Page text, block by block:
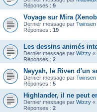
Réponses : 9
Voyage sur Mira
Dernier message par
Réponses : 19
Les dessins animés
Dernier message par Wizzy «
Réponses : 2
Neyyah, le Riven d'un
Dernier message par
Réponses : 5
Highlander, il ne peut
Dernier message par Wizzy «
Réponses : 2